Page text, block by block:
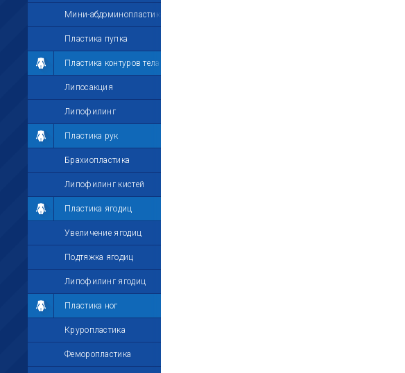
Мини-абдоминопластика
Пластика пупка
Пластика контуров тела
Липосакция
Липофилинг
Пластика рук
Брахиопластика
Липофилинг кистей
Пластика ягодиц
Увеличение ягодиц
Подтяжка ягодиц
Липофилинг ягодиц
Пластика ног
Круропластика
Феморопластика